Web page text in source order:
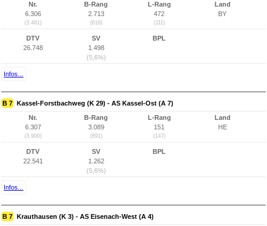
Nr.
6.306
(3.481)
B-Rang
2.713
(616)
L-Rang
472
(111)
Land
BY
DTV
26.748
SV
1.498
(5,6%)
BPL
Infos...
B 7 Kassel-Forstbachweg (K 29) - AS Kassel-Ost (A 7)
Nr.
6.307
(3.900)
B-Rang
3.089
(891)
L-Rang
151
(147)
Land
HE
DTV
22.541
SV
1.262
(5,6%)
BPL
Infos...
B 7 Krauthausen (K 3) - AS Eisenach-West (A 4)